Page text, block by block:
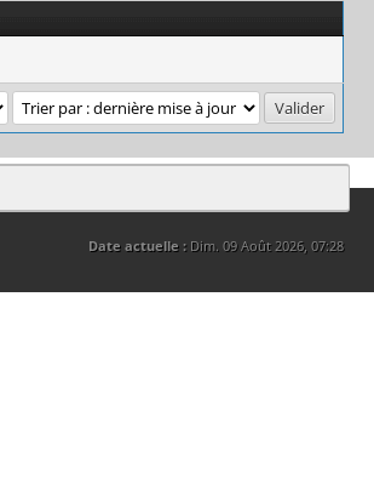
Date actuelle : Dim. 09 Août 2026, 07:28